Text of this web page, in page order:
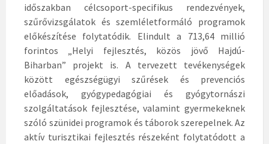
időszakban célcsoport-specifikus rendezvények,
szűrővizsgálatok és szemléletformáló programok
előkészítése folytatódik. Elindult a 713,64 millió
forintos „Helyi fejlesztés, közös jövő Hajdú-
Biharban” projekt is. A tervezett tevékenységek
között egészségügyi szűrések és prevenciós
előadások, gyógypedagógiai és gyógytornászi
szolgáltatások fejlesztése, valamint gyermekeknek
szóló szünidei programok és táborok szerepelnek. Az
aktív turisztikai fejlesztés részeként folytatódott a